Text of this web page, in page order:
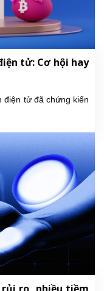
tử: Cơ hội hay
điện tử đã chứng kiến